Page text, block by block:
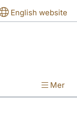
English website
Mer